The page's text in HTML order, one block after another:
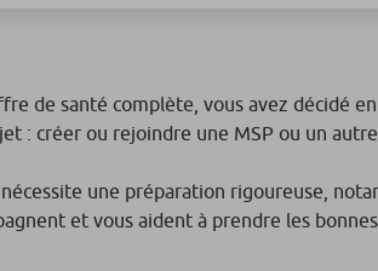
de santé complète, vous avez décidé
: créer ou rejoindre une MSP ou un
une préparation rigoureuse,
et vous aident à prendre les